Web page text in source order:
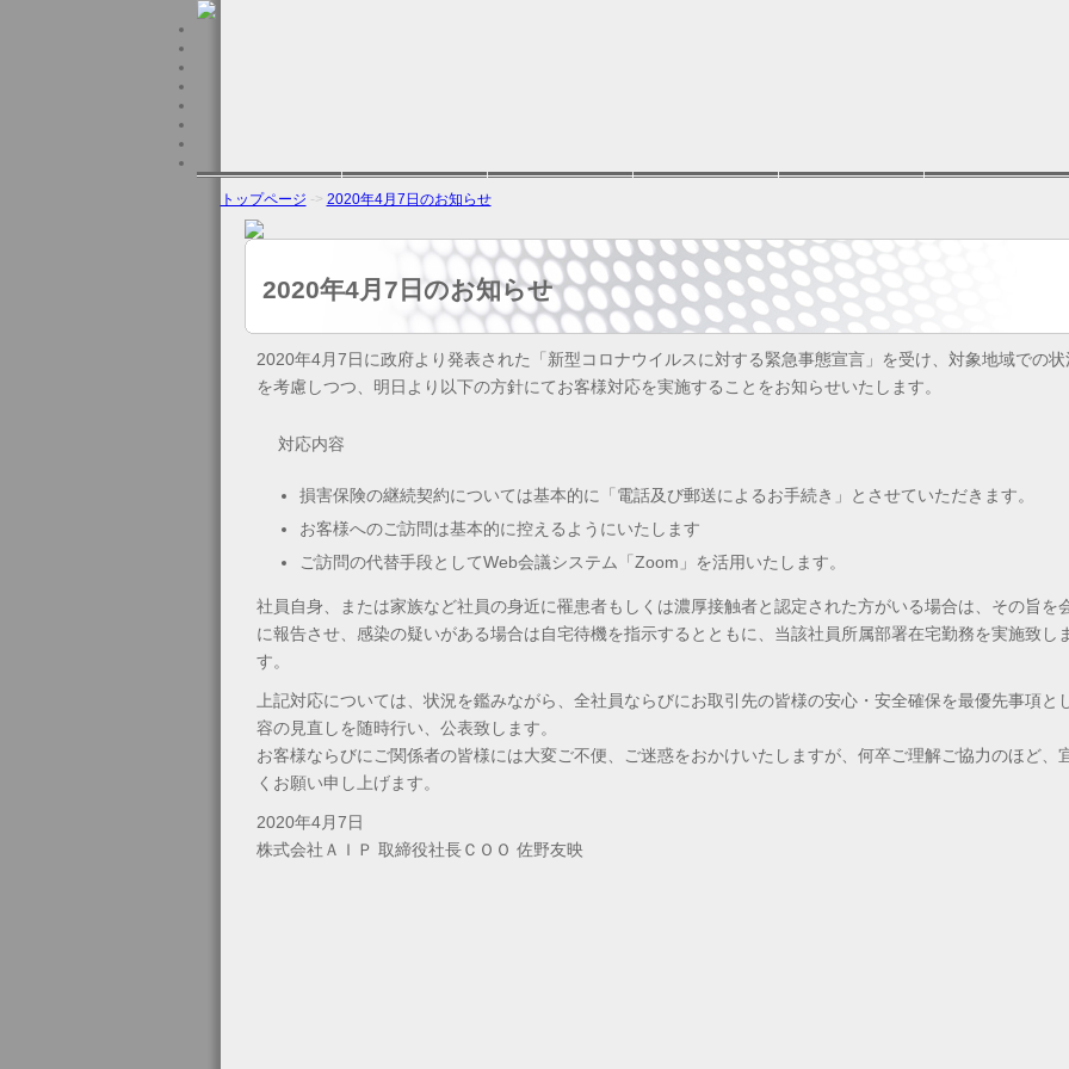
トップページ -> 2020年4月7日のお知らせ
2020年4月7日のお知らせ
2020年4月7日に政府より発表された「新型コロナウイルスに対する緊急事態宣言」を受け、対象地域での状
を考慮しつつ、明日より以下の方針にてお客様対応を実施することをお知らせいたします。
対応内容
損害保険の継続契約については基本的に「電話及び郵送によるお手続き」とさせていただきます。
お客様へのご訪問は基本的に控えるようにいたします
ご訪問の代替手段としてWeb会議システム「Zoom」を活用いたします。
社員自身、または家族など社員の身近に罹患者もしくは濃厚接触者と認定された方がいる場合は、その旨を
に報告させ、感染の疑いがある場合は自宅待機を指示するとともに、当該社員所属部署在宅勤務を実施致し
す。
上記対応については、状況を鑑みながら、全社員ならびにお取引先の皆様の安心・安全確保を最優先事項と
容の見直しを随時行い、公表致します。
お客様ならびにご関係者の皆様には大変ご不便、ご迷惑をおかけいたしますが、何卒ご理解ご協力のほど、
くお願い申し上げます。
2020年4月7日
株式会社ＡＩＰ 取締役社長ＣＯＯ 佐野友映